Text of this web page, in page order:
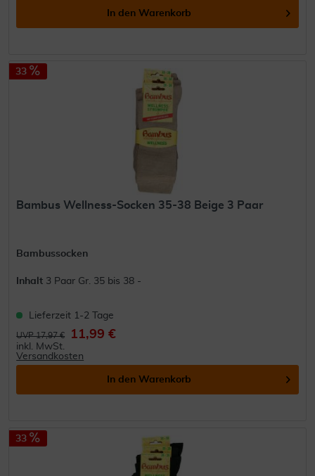
In den Warenkorb
33
Bambus Wellness-Socken 35-38 Beige 3 Paar
Bambussocken
Inhalt 3 Paar Gr. 35 bis 38 -
Lieferzeit 1-2 Tage
UVP 17,97 € 11,99 €
inkl. MwSt.
Versandkosten
In den Warenkorb
33